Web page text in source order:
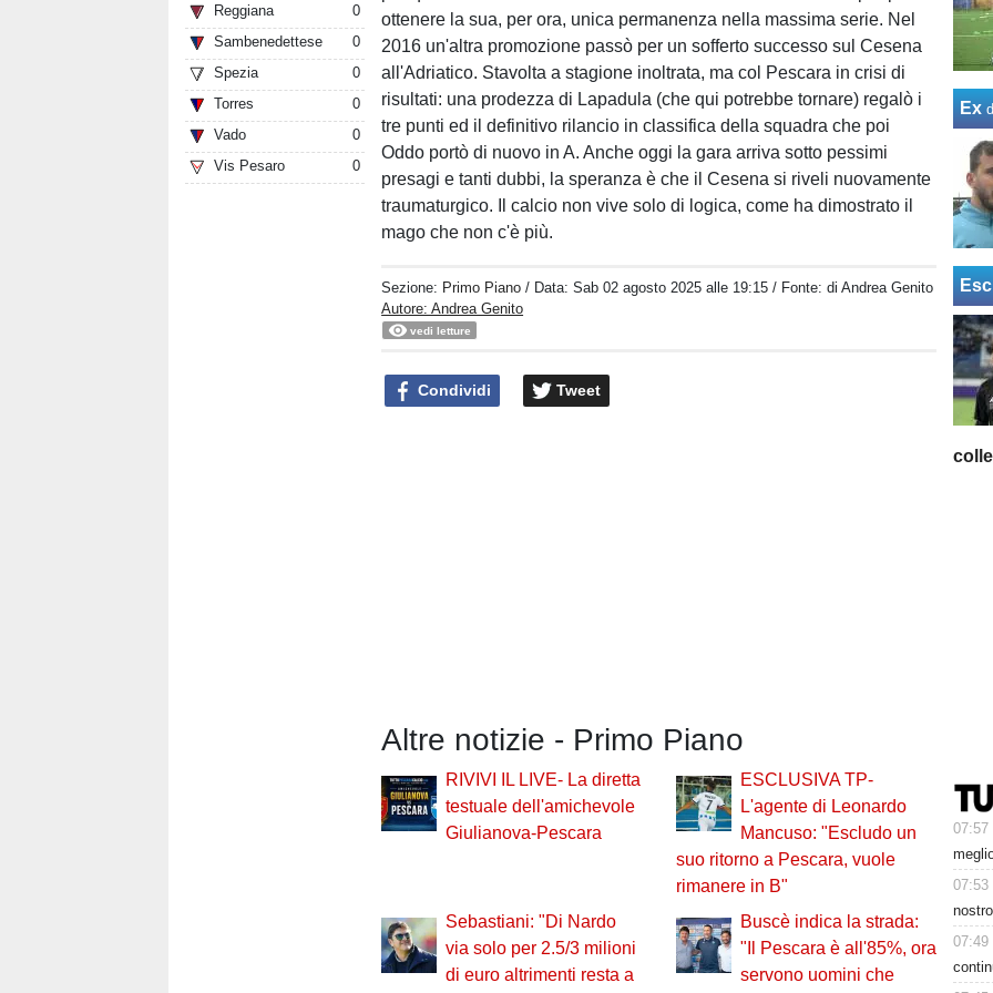
Reggiana
0
Sambenedettese
0
Spezia
0
Torres
0
Vado
0
Vis Pesaro
0
ottenere la sua, per ora, unica permanenza nella massima serie. Nel
2016 un'altra promozione passò per un sofferto successo sul Cesena
all'Adriatico. Stavolta a stagione inoltrata, ma col Pescara in crisi di
risultati: una prodezza di Lapadula (che qui potrebbe tornare) regalò i
tre punti ed il definitivo rilancio in classifica della squadra che poi
Oddo portò di nuovo in A. Anche oggi la gara arriva sotto pessimi
presagi e tanti dubbi, la speranza è che il Cesena si riveli nuovamente
traumaturgico. Il calcio non vive solo di logica, come ha dimostrato il
mago che non c'è più.
Sezione: Primo Piano / Data:Sab 02 agosto 2025 alle 19:15 / Fonte: di Andrea Genito
Autore: Andrea Genito
vedi letture
Condividi Tweet
Altre notizie - Primo Piano
RIVIVI IL LIVE- La diretta
testuale dell'amichevole
Giulianova-Pescara
ESCLUSIVA TP-
L'agente di Leonardo
Mancuso: "Escludo un
suo ritorno a Pescara, vuole
rimanere in B"
Sebastiani: "Di Nardo
via solo per 2.5/3 milioni
di euro altrimenti resta a
Buscè indica la strada:
"Il Pescara è all'85%, ora
servono uomini che
Ex
07:57
07:53
07:49